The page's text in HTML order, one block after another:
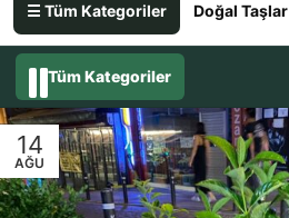
☰ Tüm Kategoriler Doğal Taşlar
Tüm Kategoriler
14
AĞU